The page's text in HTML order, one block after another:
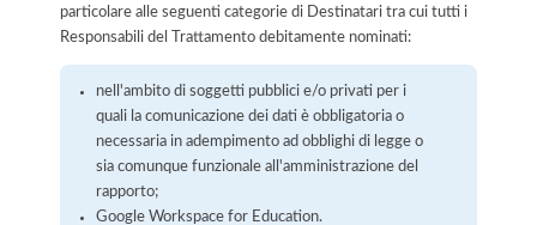
particolare alle seguenti categorie di Destinatari tra cui tutti i
Responsabili del Trattamento debitamente nominati:
nell'ambito di soggetti pubblici e/o privati per i
quali la comunicazione dei dati è obbligatoria o
necessaria in adempimento ad obblighi di legge o
sia comunque funzionale all'amministrazione del
rapporto;
Google Workspace for Education.